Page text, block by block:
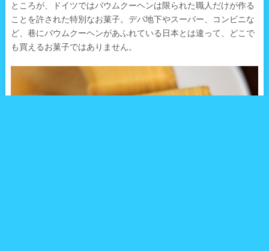
ところが、ドイツではバウムクーヘンは限られた職人だけが作る
ことを許された特別なお菓子。デパ地下やスーパー、コンビニな
ど、巷にバウムクーヘンがあふれている日本とは違って、どこで
も買えるお菓子ではありません。